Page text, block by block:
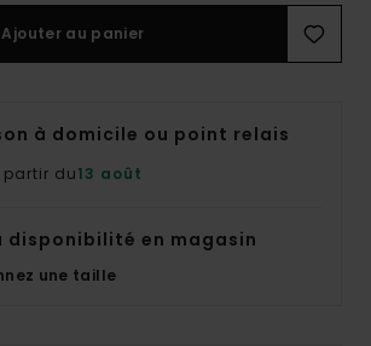
Ajouter au panier
à domicile ou point relais
partir du13 août
disponibilité en magasin
une taille